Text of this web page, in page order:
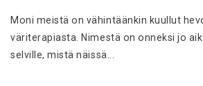
Moni meistä on vähintäänkin kuullut
väriterapiasta. Nimestä on onneksi jo
selville, mistä näissä...